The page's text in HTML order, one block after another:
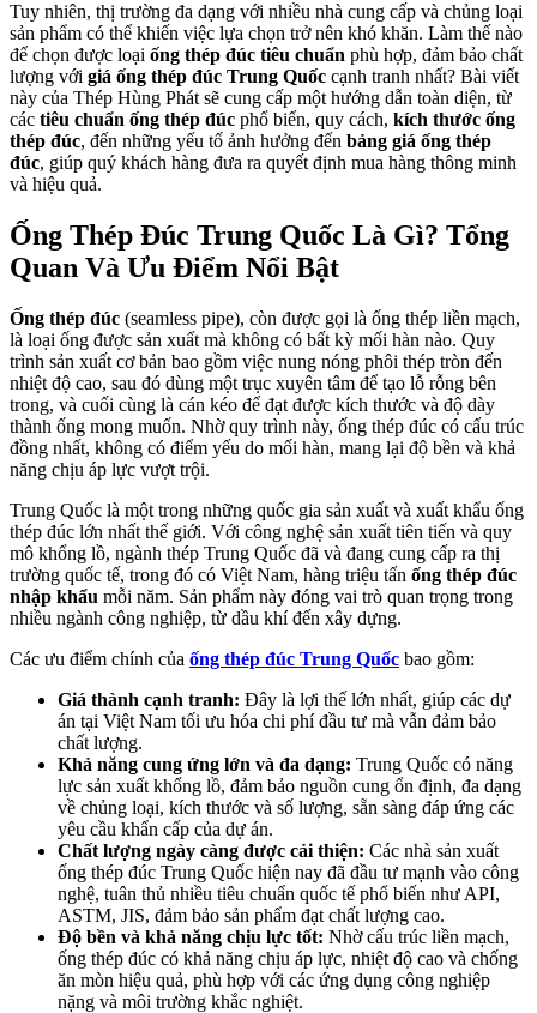
Tuy nhiên, thị trường đa dạng với nhiều nhà cung cấp và chủng loại
sản phẩm có thể khiến việc lựa chọn trở nên khó khăn. Làm thế nào
để chọn được loại ống thép đúc tiêu chuẩn phù hợp, đảm bảo chất
lượng với giá ống thép đúc Trung Quốc cạnh tranh nhất? Bài viết
này của Thép Hùng Phát sẽ cung cấp một hướng dẫn toàn diện, từ
các tiêu chuẩn ống thép đúc phổ biến, quy cách, kích thước ống
thép đúc, đến những yếu tố ảnh hưởng đến bảng giá ống thép
đúc, giúp quý khách hàng đưa ra quyết định mua hàng thông minh
và hiệu quả.
Ống Thép Đúc Trung Quốc Là Gì? Tổng
Quan Và Ưu Điểm Nổi Bật
Ống thép đúc (seamless pipe), còn được gọi là ống thép liền mạch,
là loại ống được sản xuất mà không có bất kỳ mối hàn nào. Quy
trình sản xuất cơ bản bao gồm việc nung nóng phôi thép tròn đến
nhiệt độ cao, sau đó dùng một trục xuyên tâm để tạo lỗ rỗng bên
trong, và cuối cùng là cán kéo để đạt được kích thước và độ dày
thành ống mong muốn. Nhờ quy trình này, ống thép đúc có cấu trúc
đồng nhất, không có điểm yếu do mối hàn, mang lại độ bền và khả
năng chịu áp lực vượt trội.
Trung Quốc là một trong những quốc gia sản xuất và xuất khẩu ống
thép đúc lớn nhất thế giới. Với công nghệ sản xuất tiên tiến và quy
mô khổng lồ, ngành thép Trung Quốc đã và đang cung cấp ra thị
trường quốc tế, trong đó có Việt Nam, hàng triệu tấn ống thép đúc
nhập khẩu mỗi năm. Sản phẩm này đóng vai trò quan trọng trong
nhiều ngành công nghiệp, từ dầu khí đến xây dựng.
Các ưu điểm chính của ống thép đúc Trung Quốc bao gồm:
Giá thành cạnh tranh: Đây là lợi thế lớn nhất, giúp các dự
án tại Việt Nam tối ưu hóa chi phí đầu tư mà vẫn đảm bảo
chất lượng.
Khả năng cung ứng lớn và đa dạng: Trung Quốc có năng
lực sản xuất khổng lồ, đảm bảo nguồn cung ổn định, đa dạng
về chủng loại, kích thước và số lượng, sẵn sàng đáp ứng các
yêu cầu khẩn cấp của dự án.
Chất lượng ngày càng được cải thiện: Các nhà sản xuất
ống thép đúc Trung Quốc hiện nay đã đầu tư mạnh vào công
nghệ, tuân thủ nhiều tiêu chuẩn quốc tế phổ biến như API,
ASTM, JIS, đảm bảo sản phẩm đạt chất lượng cao.
Độ bền và khả năng chịu lực tốt: Nhờ cấu trúc liền mạch,
ống thép đúc có khả năng chịu áp lực, nhiệt độ cao và chống
ăn mòn hiệu quả, phù hợp với các ứng dụng công nghiệp
nặng và môi trường khắc nghiệt.